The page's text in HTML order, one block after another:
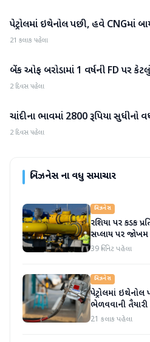
બિઝનેસ
પેટ્રોલમાં ઇથેનોલ પછી, હવે CNGમાં
21 કલાક પહેલા
બિઝનેસ
બેંક ઓફ બરોડામાં 1 વર્ષની FD પર
2 દિવસ પહેલા
બિઝનેસ
ચાંદીના ભાવમાં 2800 રૂપિયા સુધીનો
2 દિવસ પહેલા
બિઝનેસના વધુ સમાચાર
બિઝનેસ
રશિયા પર કડક
સપ્લાય પર
39 મિનિટ પહેલા
બિઝનેસ
પેટ્રોલમાં
ભેળવવાની તૈયારી
21 કલાક પહેલા